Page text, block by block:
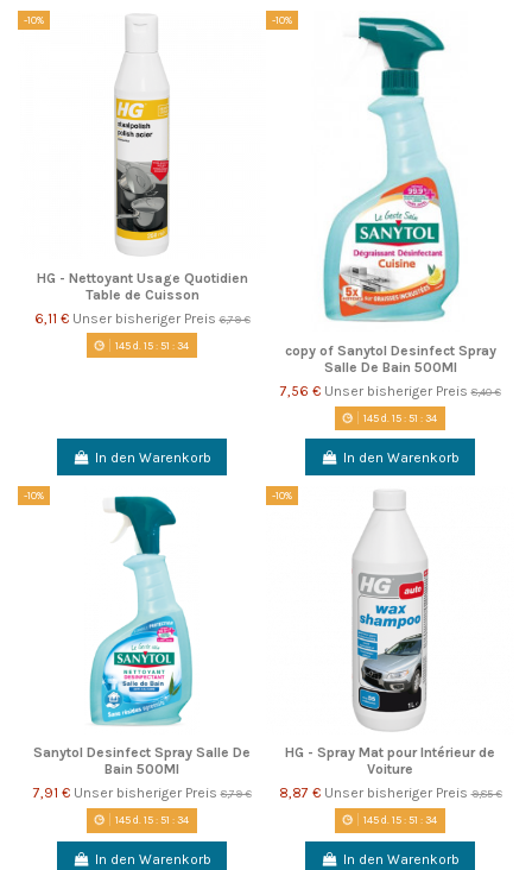
-10%
HG - Nettoyant Usage Quotidien
Table de Cuisson
6,11 € Unser bisheriger Preis6,79 €
145d. 15:51 :33
In den Warenkorb
-10%
copy of Sanytol Desinfect Spray
Salle De Bain 500Ml
7,56 € Unser bisheriger Preis8,40 €
145d. 15:51 :33
In den Warenkorb
-10%
Sanytol Desinfect Spray Salle De
Bain 500Ml
7,91 € Unser bisheriger Preis8,79 €
145d.15:51 :33
In den Warenkorb
-10%
HG - Spray Mat pour Intérieur de
Voiture
8,87 € Unser bisheriger Preis9,85 €
145d.15:51 :33
In den Warenkorb